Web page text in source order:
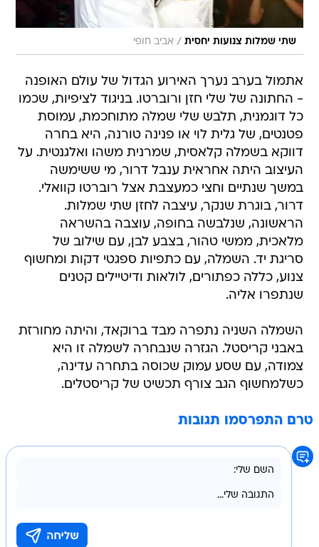
שתי שמלות צנועות יחסית / אביב חופי
אתמול בערב נערך האירוע הגדול של עולם האופנה
- החתונה של שלי חזן ורוברטו. בניגוד לציפיות, שכמו
כל דוגמנית, תלבש שלי שמלה מתוחכמת, עמוסת
פטנטים, של גלית לוי או פנינה טורנה, היא בחרה
דווקא בשמלה קלאסית, שמרנית משהו ואלגנטית. על
העיצוב היתה אחראית ענבל דרור, מי ששימשה
במשך שנתיים וחצי כמעצבת אצל רוברטו קוואלי.
דרור, בוגרת שנקר, עיצבה לחזן שתי שמלות.
הראשונה, שנלבשה בחופה, עוצבה בהשראה
מלאכית, ממשי טהור, בצבע לבן, עם שילוב של
סריגת יד. השמלה, עם כתפיות ספגטי דקות ומחשוף
צנוע, כללה כפתורים, לולאות ודיטיילים קטנים
שנתפרו אליה.
השמלה השניה נתפרה מבד ברוקאד, והיתה מחורזת
באבני קריסטל. הגזרה שנבחרה לשמלה זו היא
צמודה, עם שסע עמוק שכוסה בתחרה עדינה,
כשלמחשוף הגב צורף תכשיט של קריסטלים.
טרם התפרסמו תגובות